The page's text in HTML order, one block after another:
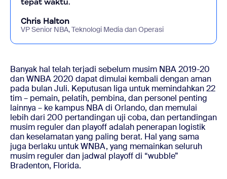
Chris Halton
VP Senior NBA, Teknologi Media dan Operasi
Banyak hal telah terjadi sebelum musim NBA 2019-20
dan WNBA 2020 dapat dimulai kembali dengan aman
pada bulan Juli. Keputusan liga untuk memindahkan 22
tim – pemain, pelatih, pembina, dan personel penting
lainnya – ke kampus NBA di Orlando, dan memulai
lebih dari 200 pertandingan uji coba, dan pertandingan
musim reguler dan playoff adalah penerapan logistik
dan keselamatan yang paling berat. Hal yang sama
juga berlaku untuk WNBA, yang memainkan seluruh
musim reguler dan jadwal playoff di “wubble”
Bradenton, Florida.